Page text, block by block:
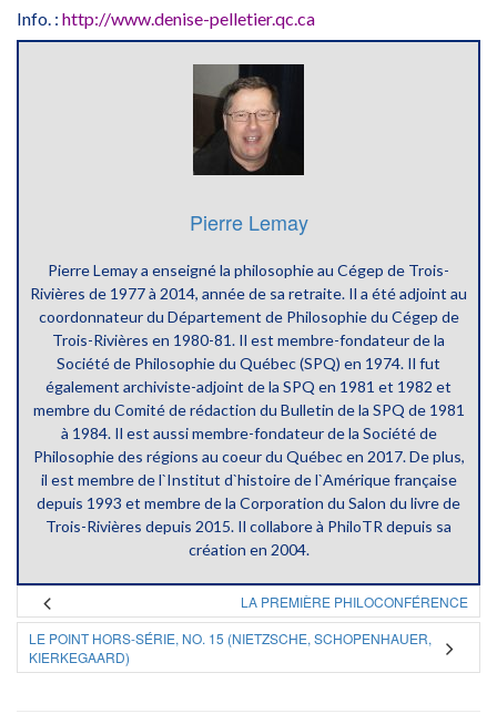
Info. : http://www.denise-pelletier.qc.ca
Pierre Lemay
Pierre Lemay a enseigné la philosophie au Cégep de Trois-
Rivières de 1977 à 2014, année de sa retraite. Il a été adjoint au
coordonnateur du Département de Philosophie du Cégep de
Trois-Rivières en 1980-81. Il est membre-fondateur de la
Société de Philosophie du Québec (SPQ) en 1974. Il fut
également archiviste-adjoint de la SPQ en 1981 et 1982 et
membre du Comité de rédaction du Bulletin de la SPQ de 1981
à 1984. Il est aussi membre-fondateur de la Société de
Philosophie des régions au coeur du Québec en 2017. De plus,
il est membre de l`Institut d`histoire de l`Amérique française
depuis 1993 et membre de la Corporation du Salon du livre de
Trois-Rivières depuis 2015. Il collabore à PhiloTR depuis sa
création en 2004.
LA PREMIÈRE PHILOCONFÉRENCE
LE POINT HORS-SÉRIE, NO. 15 (NIETZSCHE, SCHOPENHAUER,
KIERKEGAARD)